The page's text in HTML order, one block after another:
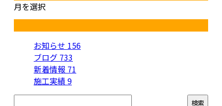
月を選択
お知らせ 156
ブログ 733
新着情報 71
施工実績9